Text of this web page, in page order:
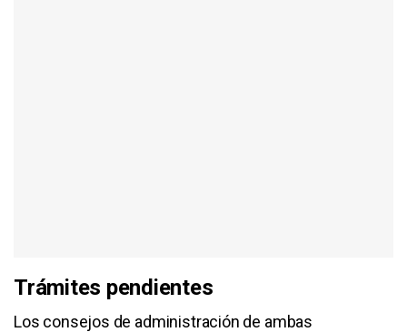
Trámites pendientes
Los consejos de administración de ambas